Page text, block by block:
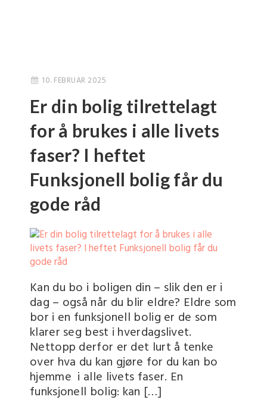
10. FEBRUAR 2025
Er din bolig tilrettelagt
for å brukes i alle livets
faser? I heftet
Funksjonell bolig får du
gode råd
Kan du bo i boligen din – slik den er i
dag – også når du blir eldre? Eldre som
bor i en funksjonell bolig er de som
klarer seg best i hverdagslivet.
Nettopp derfor er det lurt å tenke
over hva du kan gjøre for du kan bo
hjemme i alle livets faser. En
funksjonell bolig: kan […]